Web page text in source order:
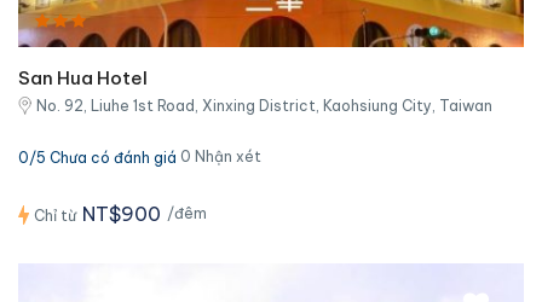
San Hua Hotel
No. 92, Liuhe 1st Road, Xinxing District, Kaohsiung City, Taiwan
0/5 Chưa có đánh giá 0 Nhận xét
Chỉ từ NT$900 /đêm